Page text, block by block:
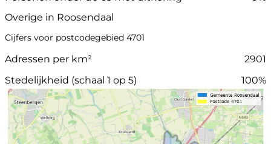
Overige in Roosendaal
Cijfers voor postcodegebied 4701
Adressen per km²
2901
Stedelijkheid (schaal 1 op 5)
100%